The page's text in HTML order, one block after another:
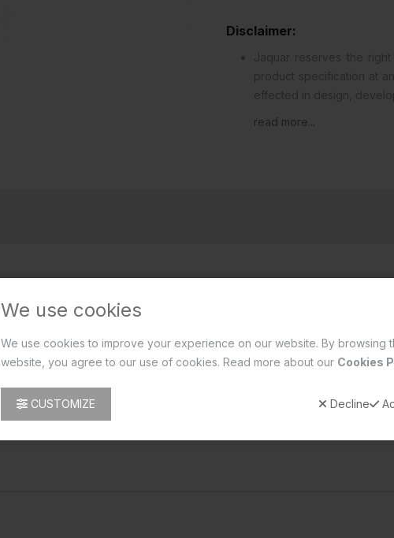
We use cookies
We use cookies to improve your experience on our website. By browsing
website, you agree to our use of cookies. Read more about our Cookies
CUSTOMIZE Decline
Disclaimer:
read more...